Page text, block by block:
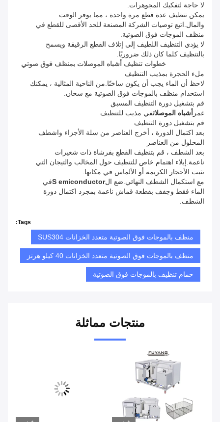
لا حاجة لتفكيك المجوهرات.
يمكن تنظيف عدة قطع مرة واحدة ، مما يوفر الوقت
والمال.اتبع توصيات الشركة المصنعة للحد الأقصى للقطع في
منظف الموجات فوق الصوتية.
لا يؤدي التنظيف اللطيف إلى إتلاف القطع الرقيقة ويسمح
بالتنظيف كلما كان ذلك ضروريًا.
خطوات تنظيف أشباه الموصلات بمنظف فوق صوتي
ملء الحجرة بمذيب التنظيف
لاحظ أن الماء يجب أن يكون ساخنًا.من الناحية المثالية ، يمكنك
استخدام منظف بالموجات فوق الصوتية مع سخان.
قم بتشغيل دورة التنظيف المسبق
غمر أشباه الموصلاتفي مذيب للتنظيف
قم بتشغيل دورة التنظيف
بعد اكتمال الدورة ، أخرج العناصر من سلة الأجزاء واشطف
المحلول من العناصر
بعد الشطف ، قم بتنظيف القطع بفرشاة ذات شعيرات
ناعمة.إيلاء اهتمام خاص للتنظيف حول المخالب والتيجان التي
تثبت الأحجار الكريمة أو الألماس في مكانها.
مع استكمال الشطف النهائي.ضع الS emiconductorفي
الماء فقط وجفف بقطعة قماش ناعمة بمجرد اكتمال دورة
الشطف.
Tags:
منظف ​​بالموجات فوق الصوتية متعدد الخزانات SUS304
منظف بالموجات فوق الصوتية متعدد الخزانات 40 كيلو هرتز
حمام تنظيف بالموجات فوق الصوتية
منتجات مماثلة